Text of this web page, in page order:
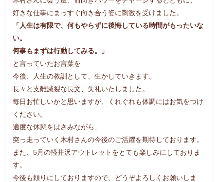
好きな仕事にまっすぐ向き合う姿に刺激を受けました。
「人生は有限で、何もやらずに後悔している時間がもったいな
い。
何事もまずは行動してみる。」
と言っていたお言葉を
今後、人生の教訓として、生かしていきます。
長々と支離滅裂な長文、失礼いたしました。
毎日お忙しいかと思いますが、くれぐれも体調にはお気をつけ
ください。
適度な休憩をはさみながら、
突っ走っていく木村さんの今後のご活躍を期待しております。
また、5月の軽井沢アウトレットをとても楽しみにしておりま
す。
今後も頼りにしておりますので、どうぞよろしくお願いしま